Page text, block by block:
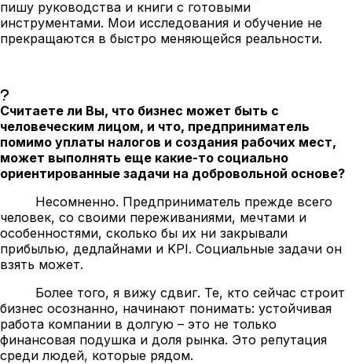
пишу руководства и книги с готовыми
инструментами. Мои исследования и обучение не
прекращаются в быстро меняющейся реальности.
Считаете ли Вы, что бизнес может быть с
человеческим лицом, и что, предприниматель
помимо уплаты налогов и создания рабочих мест,
может выполнять еще какие-то социально
ориентированные задачи на добровольной основе?
Несомненно. Предприниматель прежде всего
человек, со своими переживаниями, мечтами и
особенностями, сколько бы их ни закрывали
прибылью, дедлайнами и KPI. Социальные задачи он
взять может.
Более того, я вижу сдвиг. Те, кто сейчас строит
бизнес осознанно, начинают понимать: устойчивая
работа компании в долгую – это не только
финансовая подушка и доля рынка. Это репутация
среди людей, которые рядом.